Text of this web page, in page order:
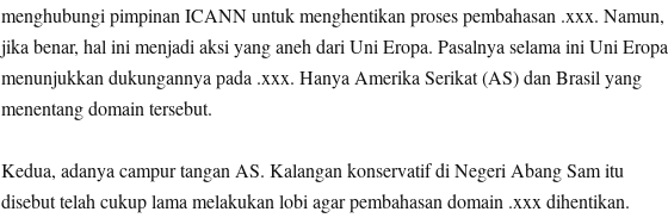
menghubungi pimpinan ICANN untuk menghentikan proses pembahasan .xxx. Namun,
jika benar, hal ini menjadi aksi yang aneh dari Uni Eropa. Pasalnya selama ini Uni Eropa
menunjukkan dukungannya pada .xxx. Hanya Amerika Serikat (AS) dan Brasil yang
menentang domain tersebut.
Kedua, adanya campur tangan AS. Kalangan konservatif di Negeri Abang Sam itu
disebut telah cukup lama melakukan lobi agar pembahasan domain .xxx dihentikan.